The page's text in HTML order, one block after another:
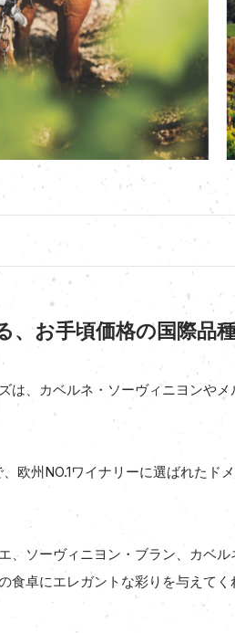
、お手頃価格の国際品
は、カベルネ・ソーヴィニヨンや
欧州NO.1ワイナリーに選ばれたド
、ソーヴィニヨン・ブラン、カベ
食卓にエレガントな彩りを与えてく